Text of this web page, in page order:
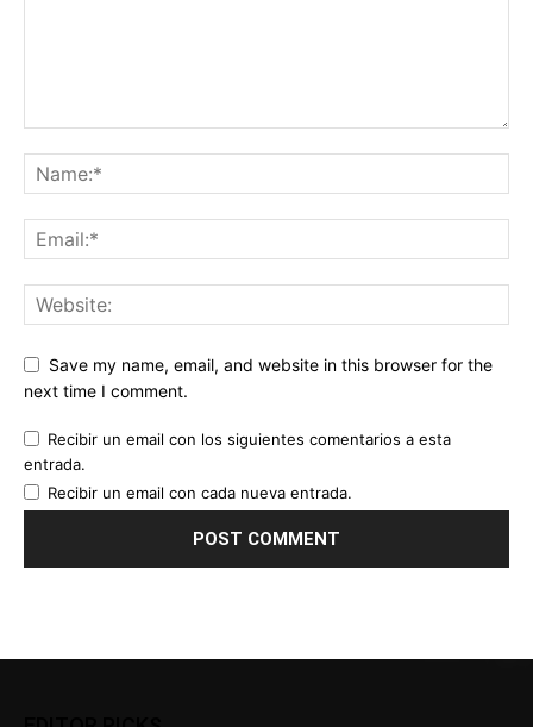
Save my name, email, and website in this browser for the
next time I comment.
Recibir un email con los siguientes comentarios a esta
entrada.
Recibir un email con cada nueva entrada.